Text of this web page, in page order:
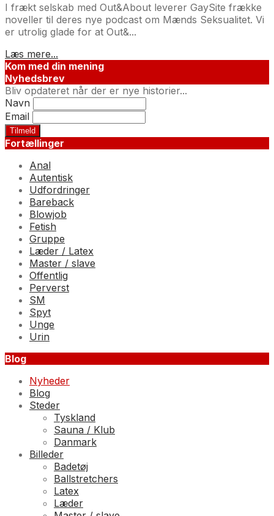
I frækt selskab med Out&About leverer GaySite frække
noveller til deres nye podcast om Mænds Seksualitet. Vi
er utrolig glade for at Out&...
Læs mere...
Kom med din mening
Nyhedsbrev
Bliv opdateret når der er nye historier...
Navn
Email
Fortællinger
Anal
Autentisk
Udfordringer
Bareback
Blowjob
Fetish
Gruppe
Læder / Latex
Master / slave
Offentlig
Perverst
SM
Spyt
Unge
Urin
Blog
Nyheder
Blog
Steder
Tyskland
Sauna / Klub
Danmark
Billeder
Badetøj
Ballstretchers
Latex
Læder